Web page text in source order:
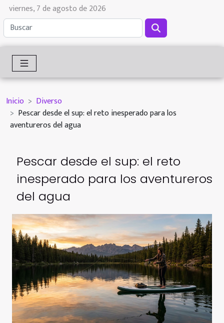
viernes, 7 de agosto de 2026
Inicio
Diverso
Pescar desde el sup: el reto inesperado para los
aventureros del agua
Pescar desde el sup: el reto
inesperado para los aventureros
del agua